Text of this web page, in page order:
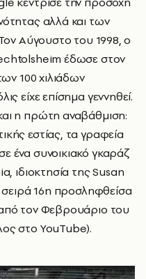
αλλά και των
Αύγουστο του 1998, ο
έδωσε στον
100 χιλιάδων
είχε επίσημα γεννηθεί.
η πρώτη αναβάθμιση:
εστίας, τα γραφεία
ένα συνοικιακό γκαράζ
ιδιοκτησία της Susan
16η προσληφθείσα
τον Φεβρουάριο του
στο YouTube).